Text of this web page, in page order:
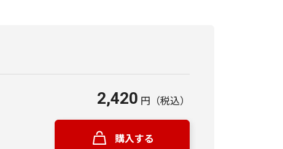
2,420 円 （税込）
購入する